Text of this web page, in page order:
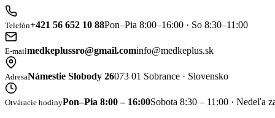
Telefón+421 56 652 10 88Pon–Pia 8:00–16:00 · So 8:30–11:00
E-mailmedkeplussro@gmail.cominfo@medkeplus.sk
AdresaNámestie Slobody 26073 01 Sobrance · Slovensko
Otváracie hodinyPon–Pia 8:00 – 16:00Sobota 8:30 – 11:00 · Nedeľa